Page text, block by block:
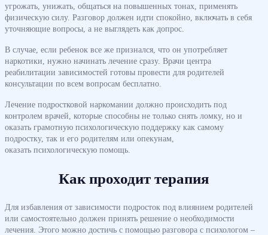
угрожать, унижать, общаться на повышенных тонах, применять
физическую силу. Разговор должен идти спокойно, включать в себя
уточняющие вопросы, а не выглядеть как допрос.
В случае, если ребенок все же признался, что он употребляет
наркотики, нужно начинать лечение сразу. Врачи центра
реабилитации зависимостей готовы провести для родителей
консультации по всем вопросам бесплатно.
Лечение подростковой наркомании должно происходить под
контролем врачей, которые способны не только снять ломку, но и
оказать грамотную психологическую поддержку как самому
подростку, так и его родителям или опекунам,
оказать психологическую помощь.
Как проходит терапия
Для избавления от зависимости подросток под влиянием родителей
или самостоятельно должен принять решение о необходимости
лечения. Этого можно достичь с помощью разговора с психологом –